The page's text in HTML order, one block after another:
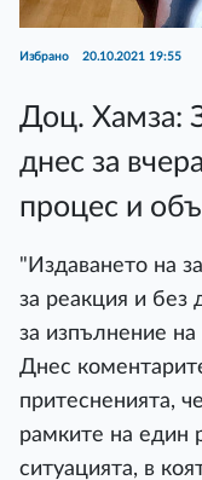
Избрано 20.10.2021 19:55
Доц. Хамза:
днес за
процес и
"Издаването на
за реакция и без
за изпълнение на
Днес
притесненията,
рамките на един
ситуацията, в